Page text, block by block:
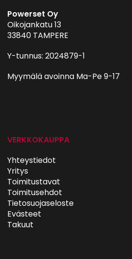
Powerset Oy
Oikojankatu 13
33840 TAMPERE
Y-tunnus: 2024879-1
Myymälä avoinna Ma-Pe 9-17
VERKKOKAUPPA
Yhteystiedot
Yritys
Toimitustavat
Toimitusehdot
Tietosuojaseloste
Evästeet
Takuut